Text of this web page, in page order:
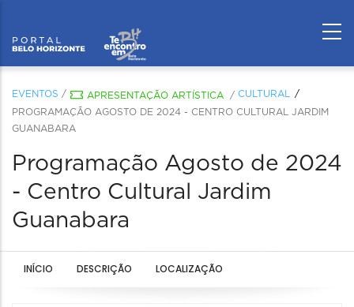
EVENTOS / APRESENTAÇÃO ARTÍSTICA / CULTURAL
PROGRAMAÇÃO AGOSTO DE 2024 - CENTRO CULTURAL JARDIM
GUANABARA
Programação Agosto de 2024
- Centro Cultural Jardim
Guanabara
INÍCIO DESCRIÇÃO LOCALIZAÇÃO